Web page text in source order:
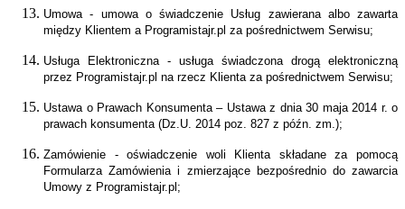
Umowa - umowa o świadczenie Usług zawierana albo zawarta
między Klientem a Programistajr.pl za pośrednictwem Serwisu;
Usługa Elektroniczna - usługa świadczona drogą elektroniczną
przez Programistajr.pl na rzecz Klienta za pośrednictwem Serwisu;
Ustawa o Prawach Konsumenta – Ustawa z dnia 30 maja 2014 r. o
prawach konsumenta (Dz.U. 2014 poz. 827 z późn. zm.);
Zamówienie - oświadczenie woli Klienta składane za pomocą
Formularza Zamówienia i zmierzające bezpośrednio do zawarcia
Umowy z Programistajr.pl;